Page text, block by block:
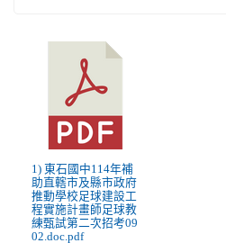
1) 東石國中114年補
助直轄市及縣市政府
推動學校足球建設工
程實施計畫師足球教
練甄試第二次招考09
02.doc.pdf